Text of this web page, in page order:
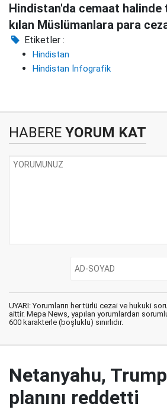
Hindistan'da cemaat halinde
kılan Müslümanlara para
Etiketler :
Hindistan
Hindistan İnfografik
HABERE YORUM KAT
UYARI: Yorumların her türlü cezai ve hukuki
aittir. Mepa News, yapılan yorumlardan
600 karakterle (boşluklu) sınırlıdır.
Netanyahu,
planını reddetti